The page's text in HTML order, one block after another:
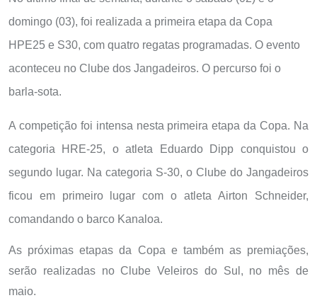
domingo (03), foi realizada a primeira etapa da Copa
HPE25 e S30, com quatro regatas programadas. O evento
aconteceu no Clube dos Jangadeiros. O percurso foi o
barla-sota.
A competição foi intensa nesta primeira etapa da Copa. Na
categoria HRE-25, o atleta Eduardo Dipp conquistou o
segundo lugar. Na categoria S-30, o Clube do Jangadeiros
ficou em primeiro lugar com o atleta Airton Schneider,
comandando o barco Kanaloa.
As próximas etapas da Copa e também as premiações,
serão realizadas no Clube Veleiros do Sul, no mês de
maio.